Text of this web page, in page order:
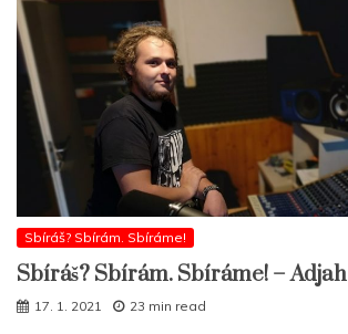
Sbíráš? Sbírám. Sbíráme!
Sbíráš? Sbírám. Sbíráme! – Adjah
17. 1. 2021 23 min read